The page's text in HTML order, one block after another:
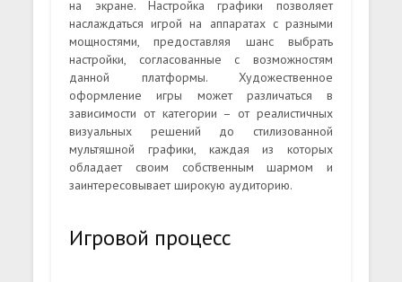
на экране. Настройка графики позволяет
наслаждаться игрой на аппаратах с разными
мощностями, предоставляя шанс выбрать
настройки, согласованные с возможностям
данной платформы. Художественное
оформление игры может различаться в
зависимости от категории – от реалистичных
визуальных решений до стилизованной
мультяшной графики, каждая из которых
обладает своим собственным шармом и
заинтересовывает широкую аудиторию.
Игровой процесс